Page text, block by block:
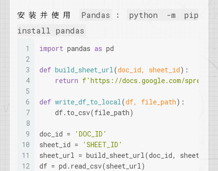
安装并使用 Pandas ：
python -m pip
install pandas
1
2
3
4
5
6
7
8
9
10
11
12
import pandas as pd
def build_sheet_url(doc_id, sheet_id):
return f'https://docs.google.com/
def write_df_to_local(df, file_path):
    df.to_csv(file_path)
doc_id =
'DOC_ID'
sheet_id =
'SHEET_ID'
sheet_url = build_sheet_url(doc_id, sheet_id)
df = pd.read_csv(sheet_url)